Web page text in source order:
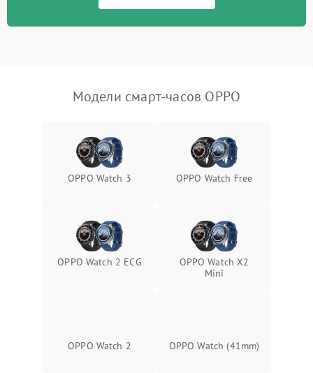
Модели смарт-часов OPPO
OPPO Watch 3 OPPO Watch Free
OPPO Watch 2 ECG
OPPO Watch X2
Mini
OPPO Watch 2 OPPO Watch (41mm)